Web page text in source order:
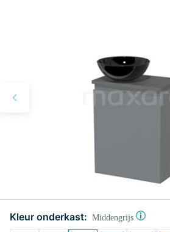
Kleur onderkast: Middengrijs